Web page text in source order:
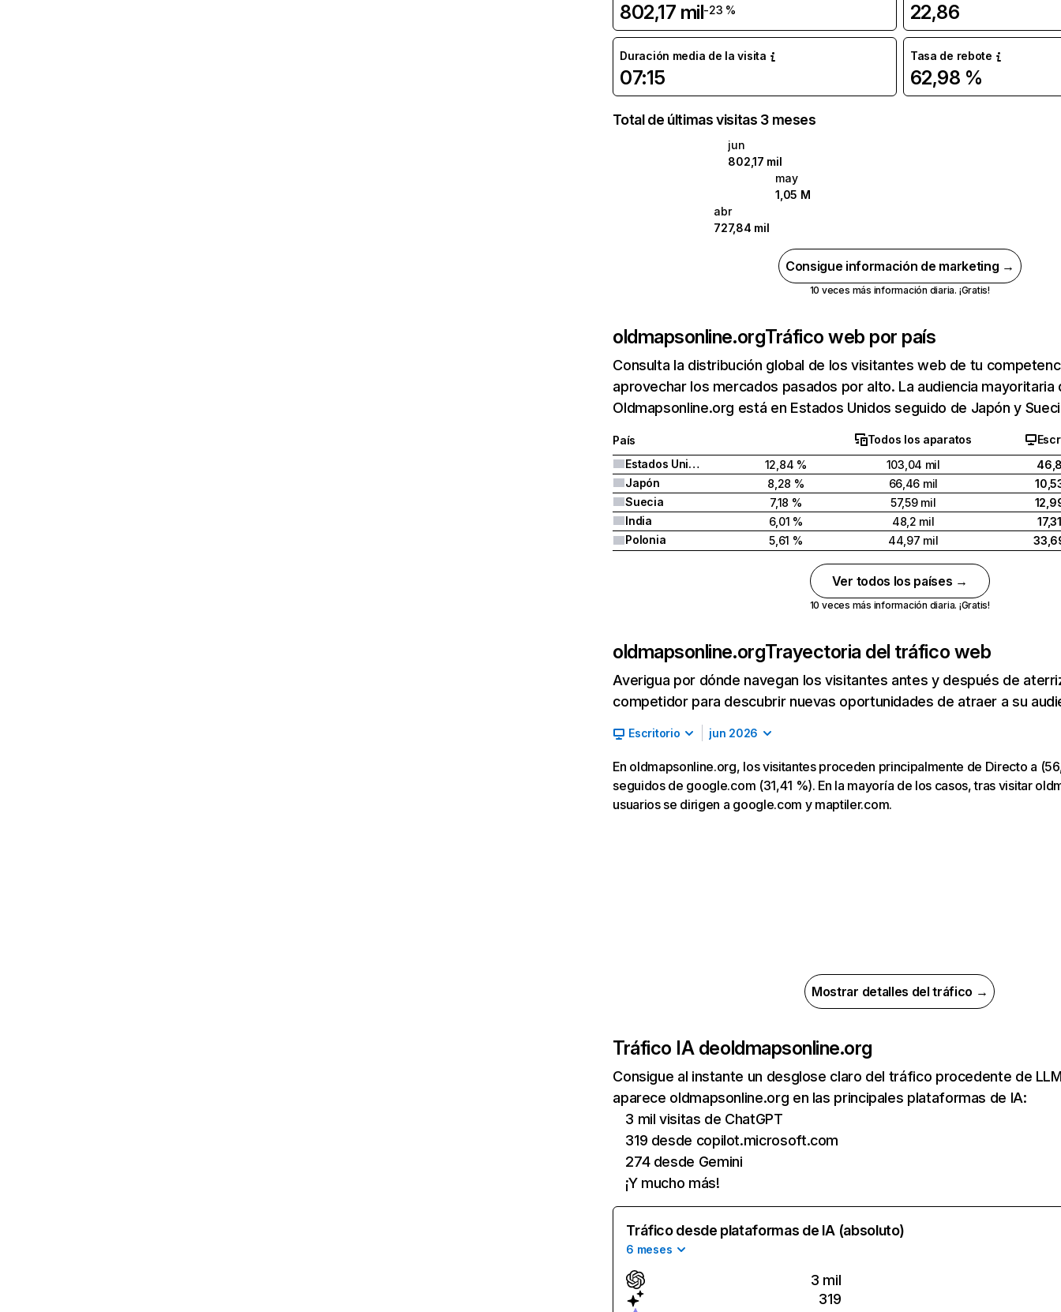
802,17 mil-23 % 22,86
Duración media de la visita
07:15
Tasa de rebote
62,98 %
Total de últimas visitas 3 meses
jun
802,17 mil
may
1,05 M
abr
727,84 mil
Consigue información de marketing →
10 veces más información diaria. ¡Gratis!
oldmapsonline.orgTráfico web por país
Consulta la distribución global de los visitantes web de tu
aprovechar los mercados pasados por alto. La audiencia mayoritaria
Oldmapsonline.org está en Estados Unidos seguido de Japón y
País Todos los aparatos
Estados Unidos
12,84 % 103,04 mil
Japón
8,28 % 66,46 mil
Suecia
7,18 % 57,59 mil
India
6,01 % 48,2 mil
Polonia
5,61 % 44,97 mil
Ver todos los países →
10 veces más información diaria. ¡Gratis!
oldmapsonline.orgTrayectoria del tráfico web
Averigua por dónde navegan los visitantes antes y después de
competidor para descubrir nuevas oportunidades de atraer a su
Escritorio jun 2026
En oldmapsonline.org, los visitantes proceden principalmente de Directo a
seguidos de google.com (31,41 %). En la mayoría de los casos, tras visitar
usuarios se dirigen a google.com y maptiler.com.
Mostrar detalles del tráfico →
Tráfico IA deoldmapsonline.org
Consigue al instante un desglose claro del tráfico procedente de
aparece oldmapsonline.org en las principales plataformas de IA:
3 mil visitas de ChatGPT
319 desde copilot.microsoft.com
274 desde Gemini
¡Y mucho más!
Tráfico desde plataformas de IA (absoluto)
6 meses
3 mil
319